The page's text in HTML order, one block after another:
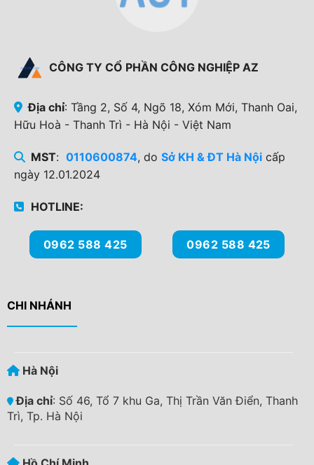
CÔNG TY CỔ PHẦN CÔNG NGHIỆP AZ
Địa chỉ: Tầng 2, Số 4, Ngõ 18, Xóm Mới, Thanh Oai,
Hữu Hoà - Thanh Trì - Hà Nội - Việt Nam
MST: 0110600874, do Sở KH & ĐT Hà Nộicấp
ngày 12.01.2024
HOTLINE:
0962 588 425 0962 588 425
CHI NHÁNH
Hà Nội
Địa chỉ: Số 46, Tổ 7 khu Ga, Thị Trần Văn Điển, Thanh
Trì, Tp. Hà Nội